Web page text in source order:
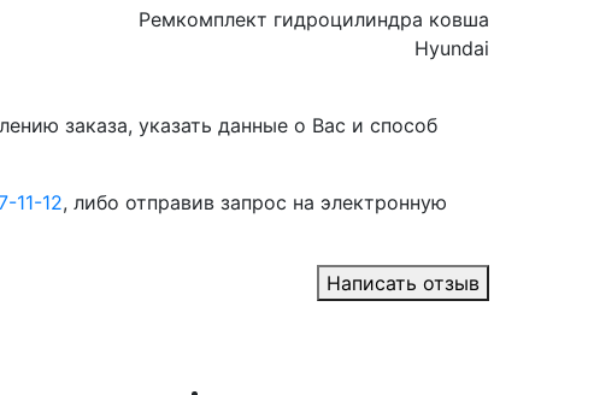
Ремкомплект гидроцилиндра ковша
Hyundai
заказа, указать данные о Вас и способ
11-12, либо отправив запрос на электронную
Написать отзыв